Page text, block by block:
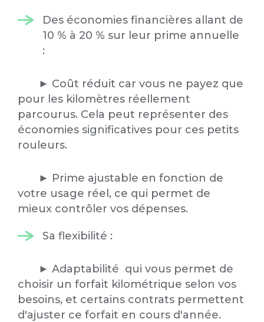
Des économies financières allant de
10 % à 20 % sur leur prime annuelle
:
► Coût réduit car vous ne payez que
pour les kilomètres réellement
parcourus. Cela peut représenter des
économies significatives pour ces petits
rouleurs.
► Prime ajustable en fonction de
votre usage réel, ce qui permet de
mieux contrôler vos dépenses.
Sa flexibilité :
► Adaptabilité qui vous permet de
choisir un forfait kilométrique selon vos
besoins, et certains contrats permettent
d'ajuster ce forfait en cours d'année.